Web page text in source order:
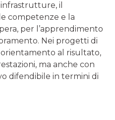
il
competenze e la
per l’apprendimento
Nei progetti di
al risultato,
ma anche con
difendibile in termini di